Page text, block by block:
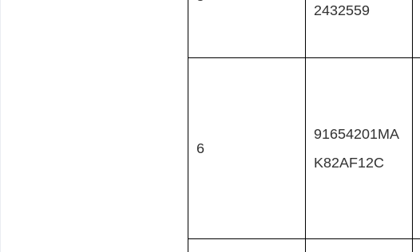
2432559
6
91654201MA
K82AF12C